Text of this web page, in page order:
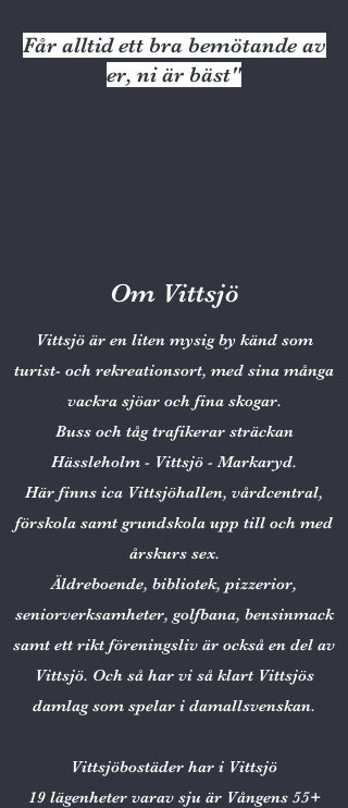
Får alltid ett bra bemötande av
er, ni är bäst"
Om Vittsjö
Vittsjö är en liten mysig by känd som
turist- och rekreationsort, med sina många
vackra sjöar och fina skogar.
Buss och tåg trafikerar sträckan
Hässleholm - Vittsjö - Markaryd.
Här finns ica Vittsjöhallen, vårdcentral,
förskola samt grundskola upp till och med
årskurs sex.
Äldreboende, bibliotek, pizzerior,
seniorverksamheter, golfbana, bensinmack
samt ett rikt föreningsliv är också en del av
Vittsjö. Och så har vi så klart Vittsjös
damlag som spelar i damallsvenskan.
Vittsjöbostäder har i Vittsjö
19 lägenheter varav sju är Vångens 55+